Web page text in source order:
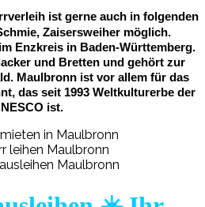
ist gerne auch in folgenden
Zaisersweiher möglich.
Enzkreis in Baden-Württemberg.
und Bretten und gehört zur
Maulbronn ist vor allem für das
das seit 1993 Weltkulturerbe der
ist.